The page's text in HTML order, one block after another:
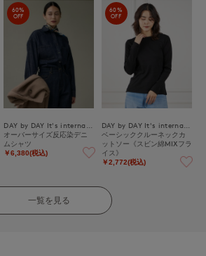
60%
OFF
オーバーサイズ反応染デニ
ムシャツ
￥6,380(税込)
60%
OFF
ベーシッククルーネックカ
ットソー《スビン綿MIXフラ
イス》
￥2,772(税込)
一覧を見る